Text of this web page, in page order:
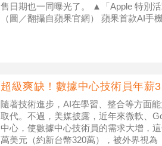
售日期也一同曝光了。 ▲「Apple 特別
（圖／翻攝自蘋果官網） 蘋果首款AI手機
超級爽缺！數據中心技術員年
隨著技術進步，AI在學習、整合等方面
取代。不過，美媒披露，近年來微軟、
中心，使數據中心技術員的需求大增，
萬美元（約新台幣320萬），被外界視